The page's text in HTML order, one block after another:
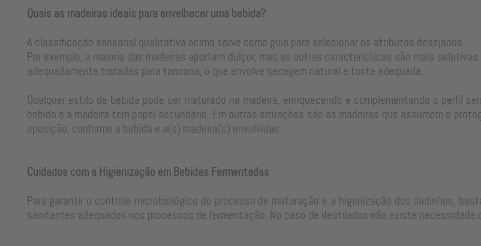
Quais as madeiras ideais para envelhecer uma bebida?
A classificação sensorial qualitativa acima serve como guia para selecionar os atributos desejados.
Por exemplo, a maioria das madeiras aportam dulçor, mas as outras características são mais
adequadamente tratadas para tanoaria, o que envolve secagem natural e tosta adequada.
Qualquer estilo de bebida pode ser maturado na madeira, enriquecendo e complementando o perfil
bebida e a madeira tem papel secundário. Em outras situações são as madeiras que assumem o
oposição, conforme a bebida e a(s) madeira(s) envolvidas.
Cuidados com a Higienização em Bebidas Fermentadas
Para garantir o controle microbiológico do processo de maturação e a higenização dos dadinhos,
sanitantes adequados nos processos de fermentação. No caso de destilados não existe necessidade